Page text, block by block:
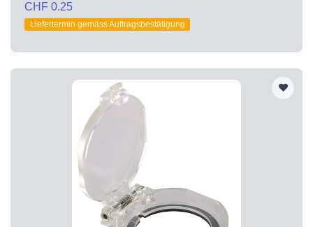
CHF 0.25
Liefertermin gemäss Auftragsbestätigung